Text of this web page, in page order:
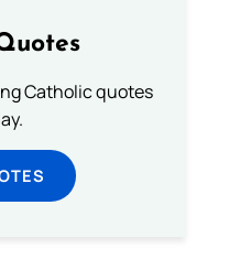
Catholic quotes